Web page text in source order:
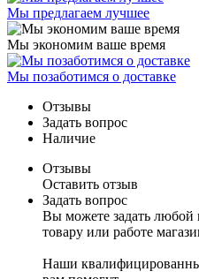
Мы предлагаем лучшее
Мы экономим ваше время
Мы позаботимся о доставке
Отзывы
Задать вопрос
Наличие
Отзывы
Оставить отзыв
Задать вопрос
Вы можете задать любой
товару или работе
Наши